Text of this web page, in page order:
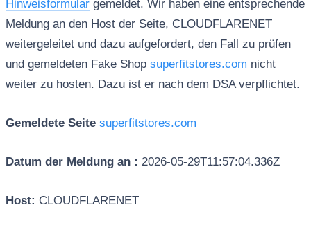
Hinweisformulargemeldet. Wir haben eine entsprechende
Meldung an den Host der Seite, CLOUDFLARENET
weitergeleitet und dazu aufgefordert, den Fall zu prüfen
und gemeldeten Fake Shop superfitstores.com nicht
weiter zu hosten. Dazu ist er nach dem DSA verpflichtet.
Gemeldete Seite superfitstores.com
Datum der Meldung an : 2026-05-29T11:57:04.336Z
Host: CLOUDFLARENET